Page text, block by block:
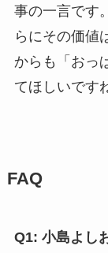
事の一言です
らにその価値
からも「おっ
てほしいです
FAQ
Q1: 小島よし